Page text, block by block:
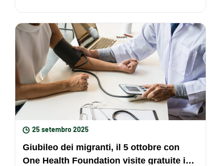
25 setembro 2025
Giubileo dei migranti, il 5 ottobre con
One Health Foundation visite gratuite in